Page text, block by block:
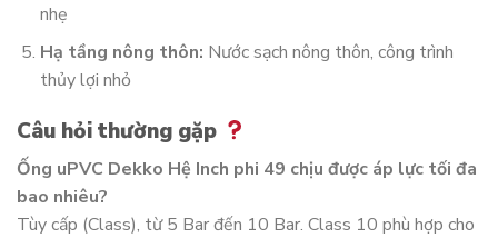
nhẹ
Hạ tầng nông thôn: Nước sạch nông thôn, công trình
thủy lợi nhỏ
Câu hỏi thường gặp
Ống uPVC Dekko Hệ Inch phi 49 chịu được áp lực tối đa
bao nhiêu?
Tùy cấp (Class), từ 5 Bar đến 10 Bar. Class 10 phù hợp cho